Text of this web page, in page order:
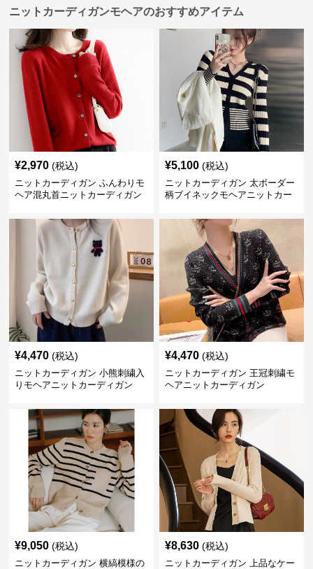
ニットカーディガンモヘアのおすすめアイテム
¥2,970 (税込)
ニットカーディガン ふんわりモ
ヘア混丸首ニットカーディガン
¥5,100 (税込)
ニットカーディガン 太ボーダー
柄ブイネックモヘアニットカー
¥4,470 (税込)
ニットカーディガン 小熊刺繍入
りモヘアニットカーディガン
¥4,470 (税込)
ニットカーディガン 王冠刺繍モ
ヘアニットカーディガン
¥9,050 (税込)
ニットカーディガン 横縞模様の
¥8,630 (税込)
ニットカーディガン 上品なケー